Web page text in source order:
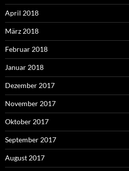
April 2018
März 2018
Februar 2018
Januar 2018
Dezember 2017
November 2017
Oktober 2017
September 2017
August 2017